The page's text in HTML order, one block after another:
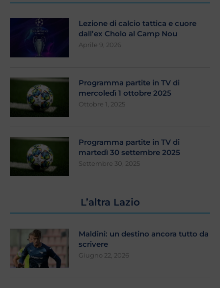
Lezione di calcio tattica e cuore
dall’ex Cholo al Camp Nou
Aprile 9, 2026
Programma partite in TV di
mercoledì 1 ottobre 2025
Ottobre 1, 2025
Programma partite in TV di
martedì 30 settembre 2025
Settembre 30, 2025
L’altra Lazio
Maldini: un destino ancora tutto da
scrivere
Giugno 22, 2026